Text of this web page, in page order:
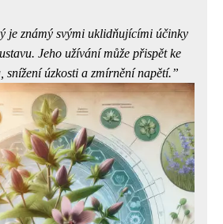
je známý svými uklidňujícími účinky
Jeho užívání může přispět ke
snížení úzkosti a zmírnění napětí.